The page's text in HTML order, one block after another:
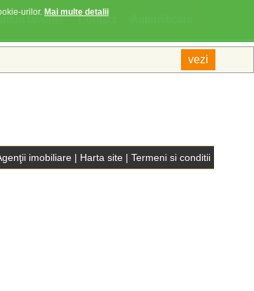
Contact
favorite
imobiliare| Harta site| Termeni si conditii
urilor. Mai multe detalii